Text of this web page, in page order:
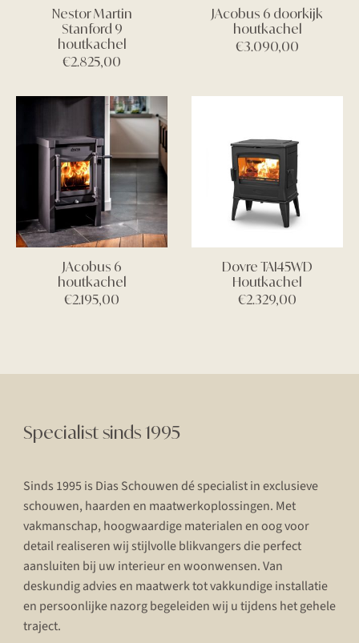
Nestor Martin
Stanford 9
houtkachel
€2.825,00
JAcobus 6 doorkijk
houtkachel
€3.090,00
JAcobus 6
houtkachel
€2.195,00
Dovre TAI45WD
Houtkachel
€2.329,00
Specialist sinds 1995
Sinds 1995 is Dias Schouwen dé specialist in exclusieve
schouwen, haarden en maatwerkoplossingen. Met
vakmanschap, hoogwaardige materialen en oog voor
detail realiseren wij stijlvolle blikvangers die perfect
aansluiten bij uw interieur en woonwensen. Van
deskundig advies en maatwerk tot vakkundige installatie
en persoonlijke nazorg begeleiden wij u tijdens het gehele
traject.